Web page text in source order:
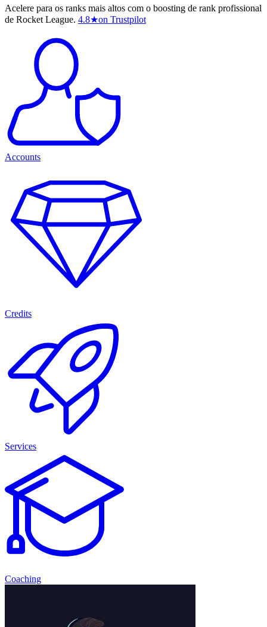
Acelere para os ranks mais altos com o boosting de rank profissional
de Rocket League. 4.8★on Trustpilot
Accounts
Credits
Services
Coaching